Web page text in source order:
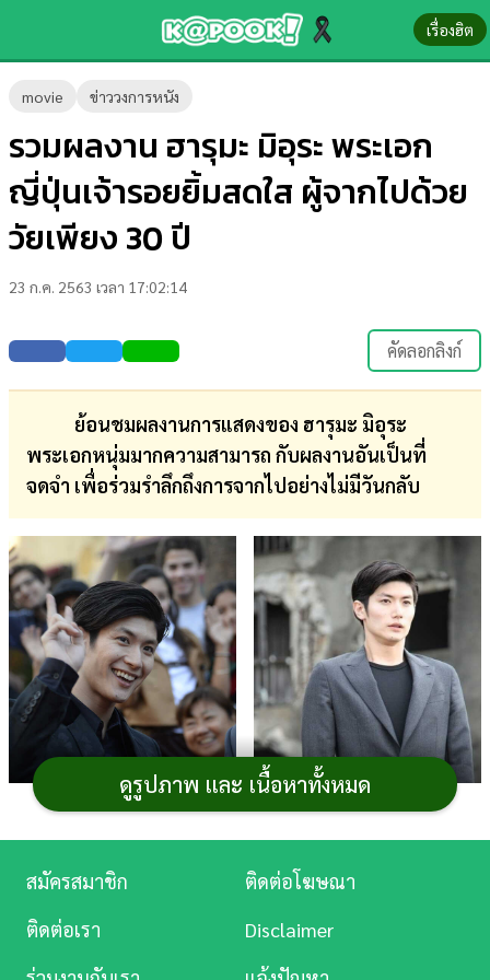
เรื่องฮิต
movie ข่าววงการหนัง
รวมผลงาน ฮารุมะ มิอุระ พระเอก
ญี่ปุ่นเจ้ารอยยิ้มสดใส ผู้จากไปด้วย
วัยเพียง 30 ปี
23 ก.ค. 2563 เวลา 17:02:14
คัดลอกลิงก์
ย้อนชมผลงานการแสดงของ ฮารุมะ มิอุระ
พระเอกหนุ่มมากความสามารถ กับผลงานอันเป็นที่
จดจำ เพื่อร่วมรำลึกถึงการจากไปอย่างไม่มีวันกลับ
M Pictures
ถือเป็นข่าวเศร้าของวงการบันเทิงและเป็นการสูญเสีย
ของครอบครัว แฟน ๆ ยิ่งนัก สำหรับการจากไปของ ฮารุมะ
ดูรูปภาพ และ เนื้อหาทั้งหมด
ข่าว-
ความ
รู้
ข่าว
บันเทิง
ตรวจ
หวย
บอล
สด
เงิน
การ
ศึกษา
บันเทิง
หนัง
สมัครสมาชิก
ติดต่อโฆษณา
ติดต่อเรา
Disclaimer